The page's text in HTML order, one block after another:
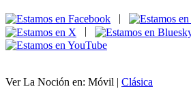
|
|
Ver La Noción en: Móvil | Clásica